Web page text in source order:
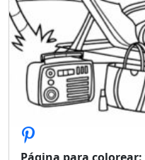
Página para